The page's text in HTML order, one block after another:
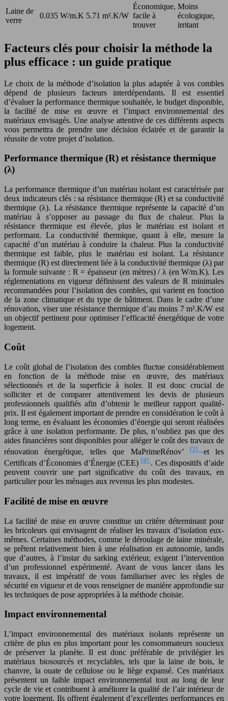
Laine de
verre
0.035 W/m.K 5.71 m².K/W
Économique,
facile à
trouver
Moins
écologique,
irritant
Facteurs clés pour choisir la méthode la
plus efficace : un guide pratique
Le choix de la méthode d’isolation la plus adaptée à vos combles
dépend de plusieurs facteurs interdépendants. Il est essentiel
d’évaluer la performance thermique souhaitée, le budget disponible,
la facilité de mise en œuvre et l’impact environnemental des
matériaux envisagés. Une analyse attentive de ces différents aspects
vous permettra de prendre une décision éclairée et de garantir la
réussite de votre projet d’isolation.
Performance thermique (R) et résistance thermique
(λ)
La performance thermique d’un matériau isolant est caractérisée par
deux indicateurs clés : sa résistance thermique (R) et sa conductivité
thermique (λ). La résistance thermique représente la capacité d’un
matériau à s’opposer au passage du flux de chaleur. Plus la
résistance thermique est élevée, plus le matériau est isolant et
performant. La conductivité thermique, quant à elle, mesure la
capacité d’un matériau à conduire la chaleur. Plus la conductivité
thermique est faible, plus le matériau est isolant. La résistance
thermique (R) est directement liée à la conductivité thermique (λ) par
la formule suivante : R = épaisseur (en mètres) / λ (en W/m.K). Les
réglementations en vigueur définissent des valeurs de R minimales
recommandées pour l’isolation des combles, qui varient en fonction
de la zone climatique et du type de bâtiment. Dans le cadre d’une
rénovation, viser une résistance thermique d’au moins 7 m².K/W est
un objectif pertinent pour optimiser l’efficacité énergétique de votre
logement.
Coût
Le coût global de l’isolation des combles fluctue considérablement
en fonction de la méthode mise en œuvre, des matériaux
sélectionnés et de la superficie à isoler. Il est donc crucial de
solliciter et de comparer attentivement les devis de plusieurs
professionnels qualifiés afin d’obtenir le meilleur rapport qualité-
prix. Il est également important de prendre en considération le coût à
long terme, en évaluant les économies d’énergie qui seront réalisées
grâce à une isolation performante. De plus, n’oubliez pas que des
aides financières sont disponibles pour alléger le coût des travaux de
rénovation énergétique, telles que MaPrimeRénov’
[3] et les
Certificats d’Économies d’Énergie (CEE) [4] . Ces dispositifs d’aide
peuvent couvrir une part significative du coût des travaux, en
particulier pour les ménages aux revenus les plus modestes.
Facilité de mise en œuvre
La facilité de mise en œuvre constitue un critère déterminant pour
les bricoleurs qui envisagent de réaliser les travaux d’isolation eux-
mêmes. Certaines méthodes, comme le déroulage de laine minérale,
se prêtent relativement bien à une réalisation en autonomie, tandis
que d’autres, à l’instar du sarking extérieur, exigent l’intervention
d’un professionnel expérimenté. Avant de vous lancer dans les
travaux, il est impératif de vous familiariser avec les règles de
sécurité en vigueur et de vous renseigner de manière approfondie sur
les techniques de pose appropriées à la méthode choisie.
Impact environnemental
L’impact environnemental des matériaux isolants représente un
critère de plus en plus important pour les consommateurs soucieux
de préserver la planète. Il est donc préférable de privilégier les
matériaux biosourcés et recyclables, tels que la laine de bois, le
chanvre, la ouate de cellulose ou le liège expansé. Ces matériaux
présentent un faible impact environnemental tout au long de leur
cycle de vie et contribuent à améliorer la qualité de l’air intérieur de
votre logement. Ils offrent également d’excellentes performances en